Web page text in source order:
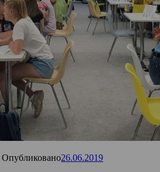
Опубликовано26.06.2019